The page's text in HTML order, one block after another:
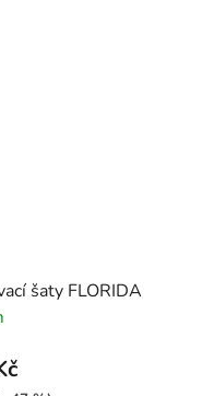
šaty FLORIDA